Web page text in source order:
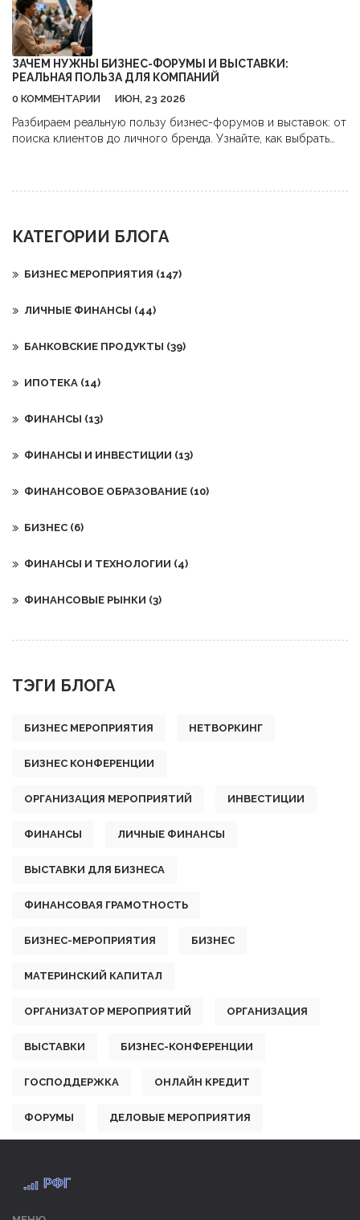
и даём советы по выбору идеального мероприятия под ваши
задачи.
ЗАЧЕМ НУЖНЫ БИЗНЕС-ФОРУМЫ И ВЫСТАВКИ:
РЕАЛЬНАЯ ПОЛЬЗА ДЛЯ КОМПАНИЙ
0 КОММЕНТАРИИ ИЮН, 23 2026
Разбираем реальную пользу бизнес-форумов и выставок: от
поиска клиентов до личного бренда. Узнайте, как выбрать
КАТЕГОРИИ БЛОГА
БИЗНЕС МЕРОПРИЯТИЯ (147)
ЛИЧНЫЕ ФИНАНСЫ (44)
БАНКОВСКИЕ ПРОДУКТЫ (39)
ИПОТЕКА (14)
ФИНАНСЫ (13)
ФИНАНСЫ И ИНВЕСТИЦИИ (13)
ФИНАНСОВОЕ ОБРАЗОВАНИЕ (10)
БИЗНЕС (6)
ФИНАНСЫ И ТЕХНОЛОГИИ (4)
ФИНАНСОВЫЕ РЫНКИ (3)
ТЭГИ БЛОГА
БИЗНЕС МЕРОПРИЯТИЯ НЕТВОРКИНГ
БИЗНЕС КОНФЕРЕНЦИИ
ОРГАНИЗАЦИЯ МЕРОПРИЯТИЙ ИНВЕСТИЦИИ
ФИНАНСЫ ЛИЧНЫЕ ФИНАНСЫ
ВЫСТАВКИ ДЛЯ БИЗНЕСА
ФИНАНСОВАЯ ГРАМОТНОСТЬ
БИЗНЕС-МЕРОПРИЯТИЯ БИЗНЕС
МАТЕРИНСКИЙ КАПИТАЛ
ОРГАНИЗАТОР МЕРОПРИЯТИЙ ОРГАНИЗАЦИЯ
ВЫСТАВКИ БИЗНЕС-КОНФЕРЕНЦИИ
ГОСПОДДЕРЖКА ОНЛАЙН КРЕДИТ
ФОРУМЫ ДЕЛОВЫЕ МЕРОПРИЯТИЯ